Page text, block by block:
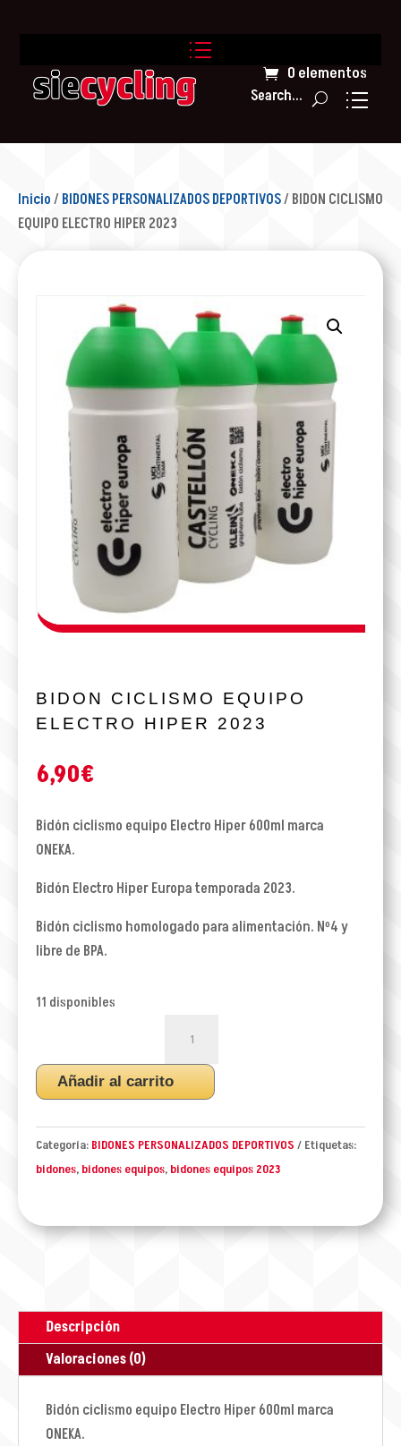
0 elementos
Search...
Inicio/ BIDONES PERSONALIZADOS DEPORTIVOS/ BIDON CICLISMO
EQUIPO ELECTRO HIPER 2023
BIDON CICLISMO EQUIPO
ELECTRO HIPER 2023
6,90€
Bidón ciclismo equipo Electro Hiper 600ml marca
ONEKA.
Bidón Electro Hiper Europa temporada 2023.
Bidón ciclismo homologado para alimentación. Nº4 y
libre de BPA.
11 disponibles
CICLISMO
EQUIPO
ELECTRO
HIPER
2023
cantidad
Añadir al carrito
Categoría: BIDONES PERSONALIZADOS DEPORTIVOS
Etiquetas:
bidones, bidones equipos, bidones equipos 2023
Descripción
Valoraciones (0)
Bidón ciclismo equipo Electro Hiper 600ml marca
ONEKA.